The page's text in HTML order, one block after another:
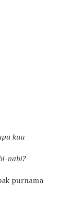
kau
nabi?
purnama